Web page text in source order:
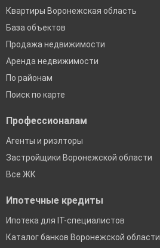
Квартиры Воронежская область
База объектов
Продажа недвижимости
Аренда недвижимости
По районам
Поиск по карте
Профессионалам
Агенты и риэлторы
Застройщики Воронежской области
Все ЖК
Ипотечные кредиты
Ипотека для IT-специалистов
Каталог банков Воронежской области